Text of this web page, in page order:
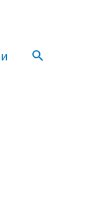
Поиск